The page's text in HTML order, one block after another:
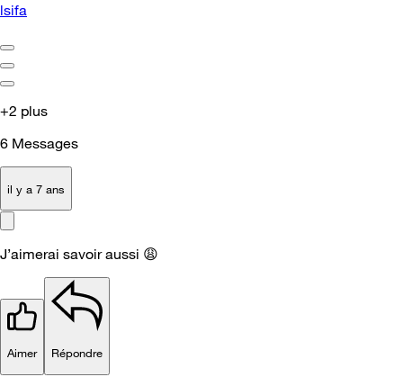
lsifa
+2 plus
6 Messages
il y a 7 ans
J’aimerai savoir aussi 😩
Aimer Répondre